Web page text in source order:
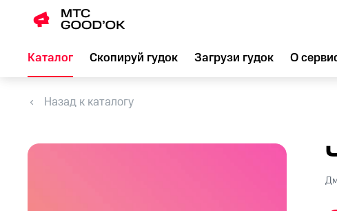
Каталог Скопируй гудок Загрузи гудок О
Назад к каталогу